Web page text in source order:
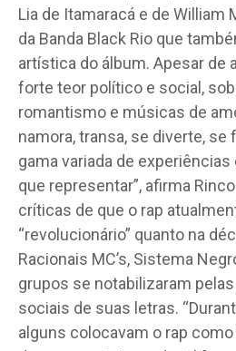
Lia de Itamaracá e de William
da Banda Black Rio que
artística do álbum. Apesar de
forte teor político e social,
romantismo e músicas de
namora, transa, se diverte, se
gama variada de
que representar”, afirma
críticas de que o rap
“revolucionário” quanto na
Racionais MC’s, Sistema
grupos se notabilizaram
sociais de suas letras.
alguns colocavam o rap